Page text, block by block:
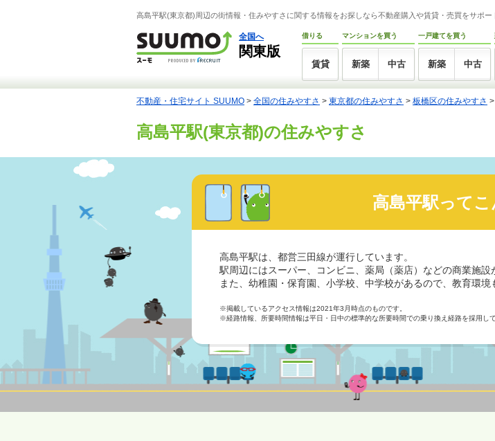
高島平駅(東京都)周辺の街情報・住みやすさに関する情報をお探しなら不動産購入や賃貸・売買をサポ
全国へ
関東版
借りる
賃貸
マンションを買う
新築 中古
一戸建てを買う
新築 中古
不動産・住宅サイト SUUMO > 全国の住みやすさ > 東京都の住みやすさ > 板橋区の住みやすさ >
高島平駅(東京都)の住みやすさ
高島平駅って
高島平駅は、都営三田線が運行しています。
駅周辺にはスーパー、コンビニ、薬局（薬店）などの商業施設
また、幼稚園・保育園、小学校、中学校があるので、教育環境
※掲載しているアクセス情報は2021年3月時点のものです。
※経路情報、所要時間情報は平日・日中の標準的な所要時間での乗り換え経路を採用して